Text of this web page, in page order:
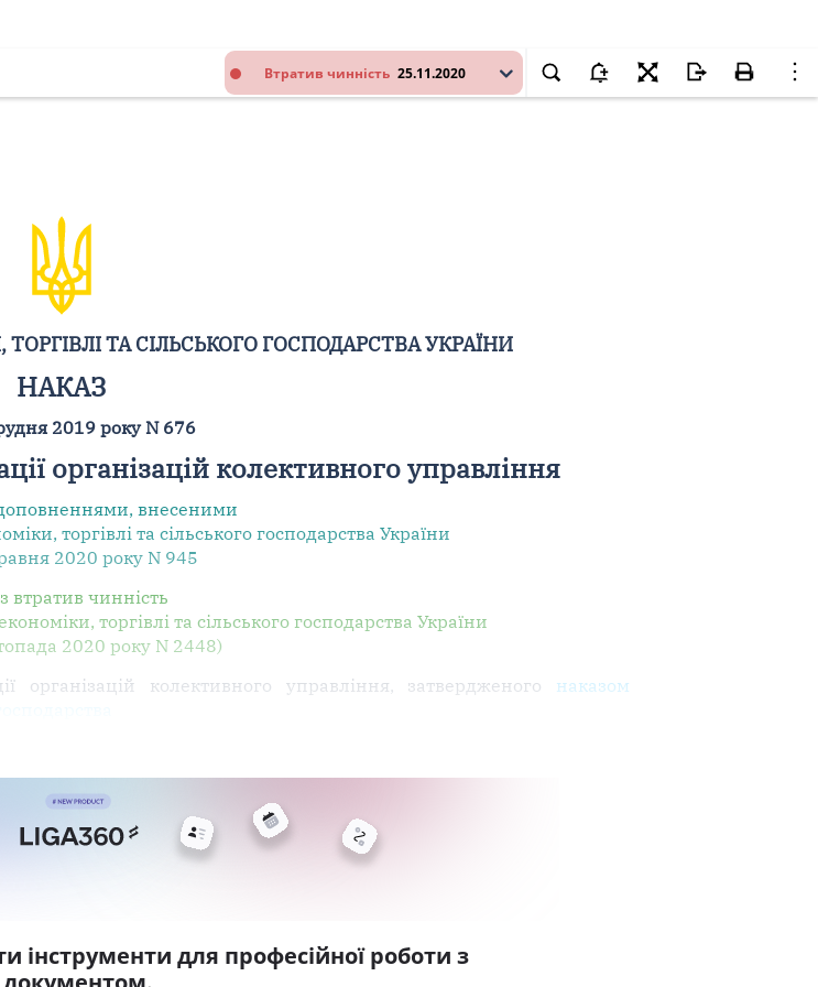
Втратив чинність 25.11.2020
ТА СІЛЬСЬКОГО ГОСПОДАРСТВА УКРАЇНИ
НАКАЗ
2019 року N 676
організацій колективного управління
внесеними
торгівлі та сільського господарства України
2020 року N 945
втратив чинність
торгівлі та сільського господарства України
2020 року N 2448)
колективного управління, затвердженого наказом
інструменти для професійної роботи з